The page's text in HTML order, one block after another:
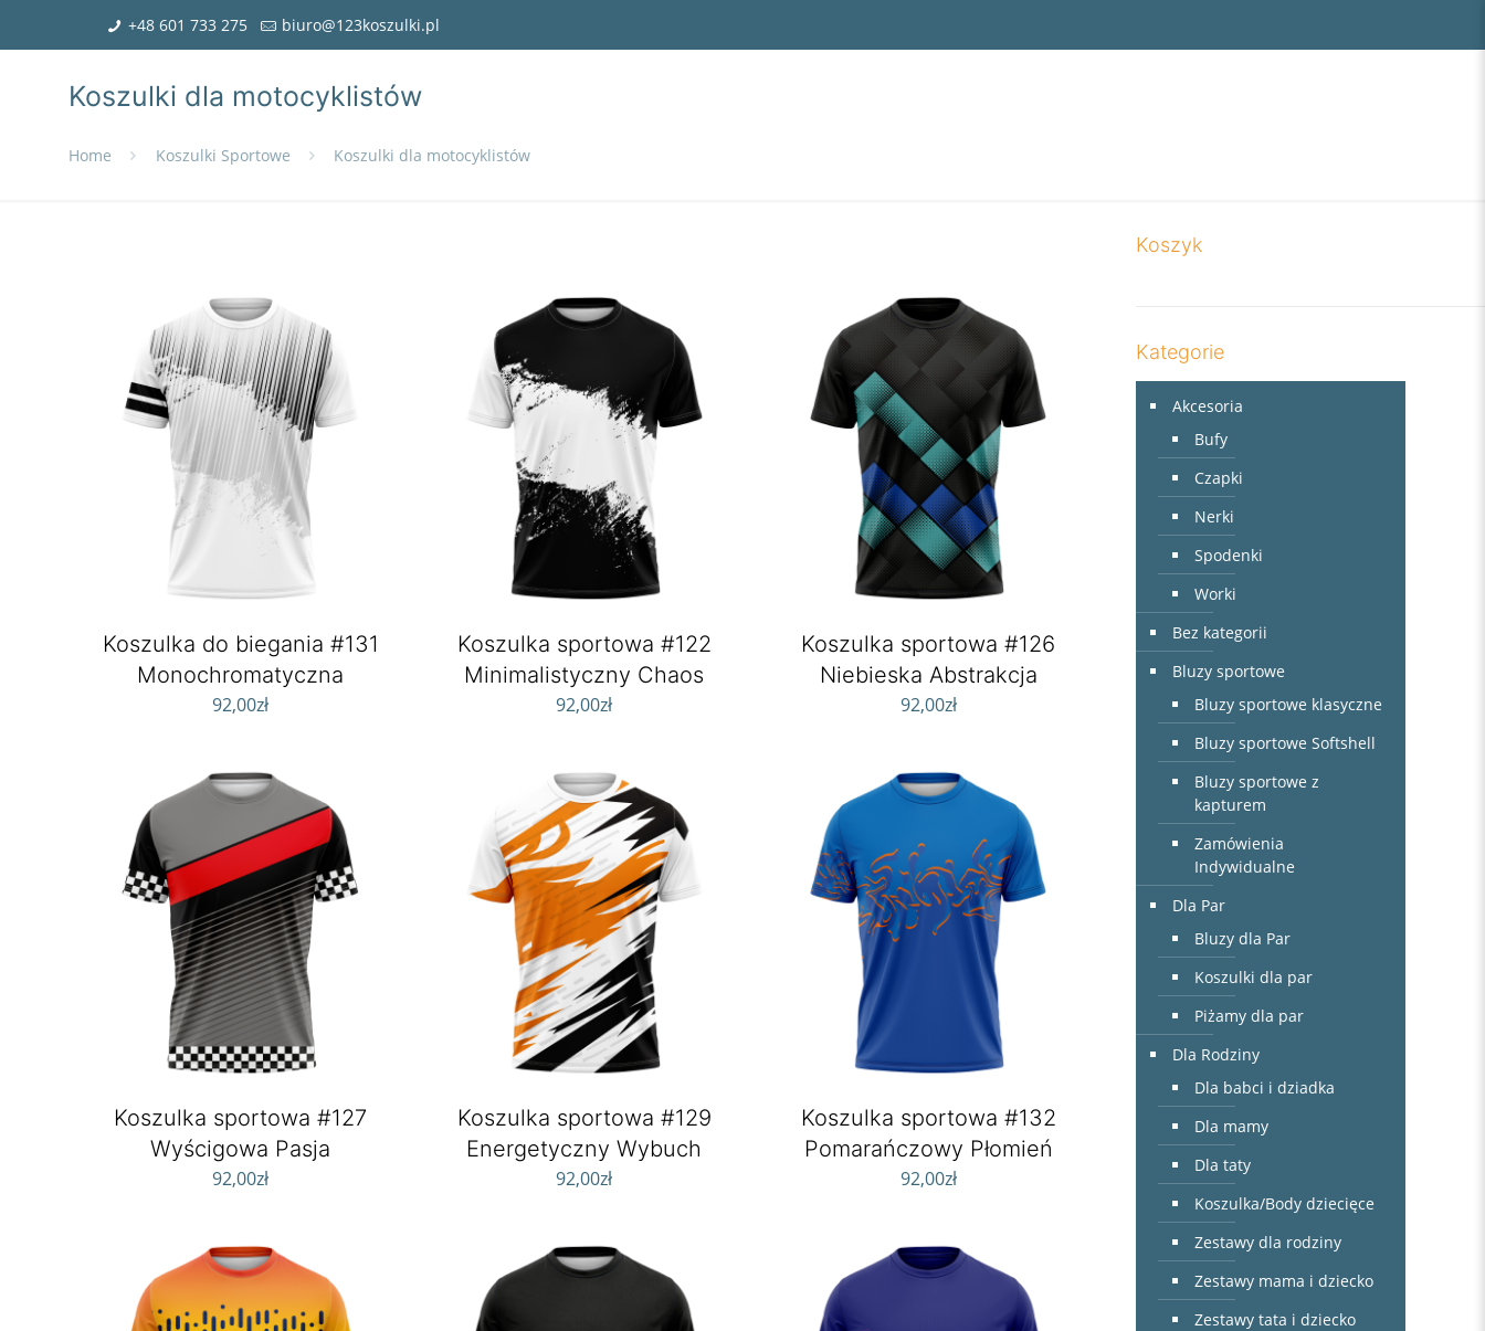
+48 601 733 275 biuro@123koszulki.pl
Koszulki dla motocyklistów
Home Koszulki Sportowe Koszulki dla motocyklistów
Koszulka do biegania #131
Monochromatyczna
92,00zł
Koszulka sportowa #122
Minimalistyczny Chaos
92,00zł
Koszulka sportowa #126
Niebieska Abstrakcja
92,00zł
Koszulka sportowa #127
Wyścigowa Pasja
92,00zł
Koszulka sportowa #129
Energetyczny Wybuch
92,00zł
Koszulka sportowa #132
Pomarańczowy Płomień
92,00zł
Koszyk
Kategorie
Akcesoria
Bufy
Czapki
Nerki
Spodenki
Worki
Bez kategorii
Bluzy sportowe
Bluzy sportowe klasyczne
Bluzy sportowe Softshell
Bluzy sportowe z
kapturem
Zamówienia
Indywidualne
Dla Par
Bluzy dla Par
Koszulki dla par
Piżamy dla par
Dla Rodziny
Dla babci i dziadka
Dla mamy
Dla taty
Koszulka/Body dziecięce
Zestawy dla rodziny
Zestawy mama i dziecko
Zestawy tata i dziecko